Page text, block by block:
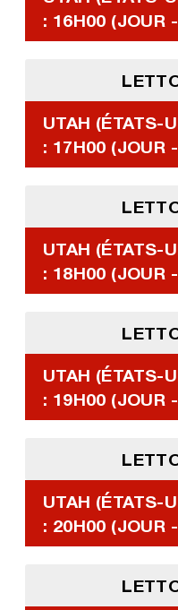
: 16H00 (JOUR
UTAH (ÉTATS-
: 17H00 (JOUR
UTAH (ÉTATS-
: 18H00 (JOUR
UTAH (ÉTATS-
: 19H00 (JOUR
UTAH (ÉTATS-
: 20H00 (JOUR